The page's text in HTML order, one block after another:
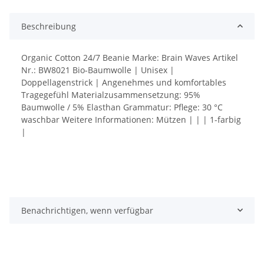
Beschreibung
Organic Cotton 24/7 Beanie Marke: Brain Waves Artikel
Nr.: BW8021 Bio-Baumwolle | Unisex |
Doppellagenstrick | Angenehmes und komfortables
Tragegefühl Materialzusammensetzung: 95%
Baumwolle / 5% Elasthan Grammatur: Pflege: 30 °C
waschbar Weitere Informationen: Mützen | | | 1-farbig
|
Benachrichtigen, wenn verfügbar